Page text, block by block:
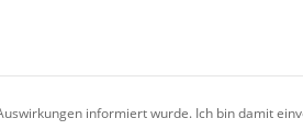
informiert wurde. Ich bin damit